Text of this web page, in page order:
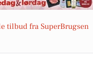
tilbud fra SuperBrugsen